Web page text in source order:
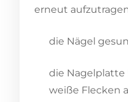
erneut
die Nägel
die Nagelplatte
weiße Flecken